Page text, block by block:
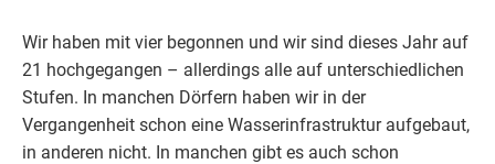
Wir haben mit vier begonnen und wir sind dieses Jahr auf
21 hochgegangen – allerdings alle auf unterschiedlichen
Stufen. In manchen Dörfern haben wir in der
Vergangenheit schon eine Wasserinfrastruktur aufgebaut,
in anderen nicht. In manchen gibt es auch schon